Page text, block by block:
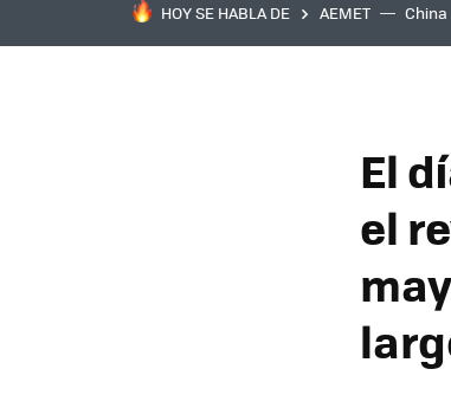
HOY SE HABLA DE AEMET China
El
el